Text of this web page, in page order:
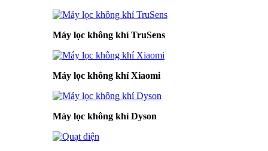
Máy lọc không khí TruSens
Máy lọc không khí Xiaomi
Máy lọc không khí Dyson